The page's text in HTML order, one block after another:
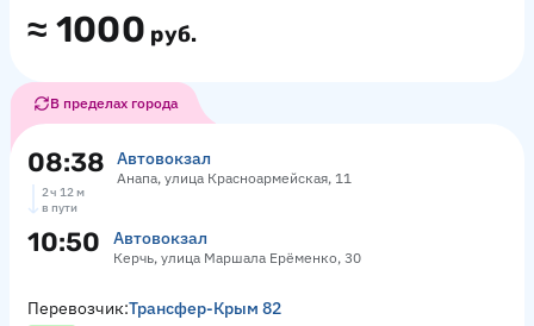
≈ 1000 руб.
В пределах города
08:38 Автовокзал
Анапа, улица Красноармейская, 11
2 ч 12 м
в пути
10:50 Автовокзал
Керчь, улица Маршала Ерёменко, 30
Перевозчик:Трансфер-Крым 82